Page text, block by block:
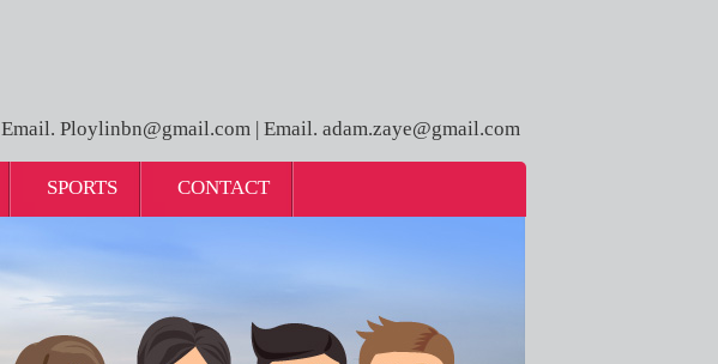
Email. Ploylinbn@gmail.com | Email. adam.zaye@gmail.com
SPORTS CONTACT